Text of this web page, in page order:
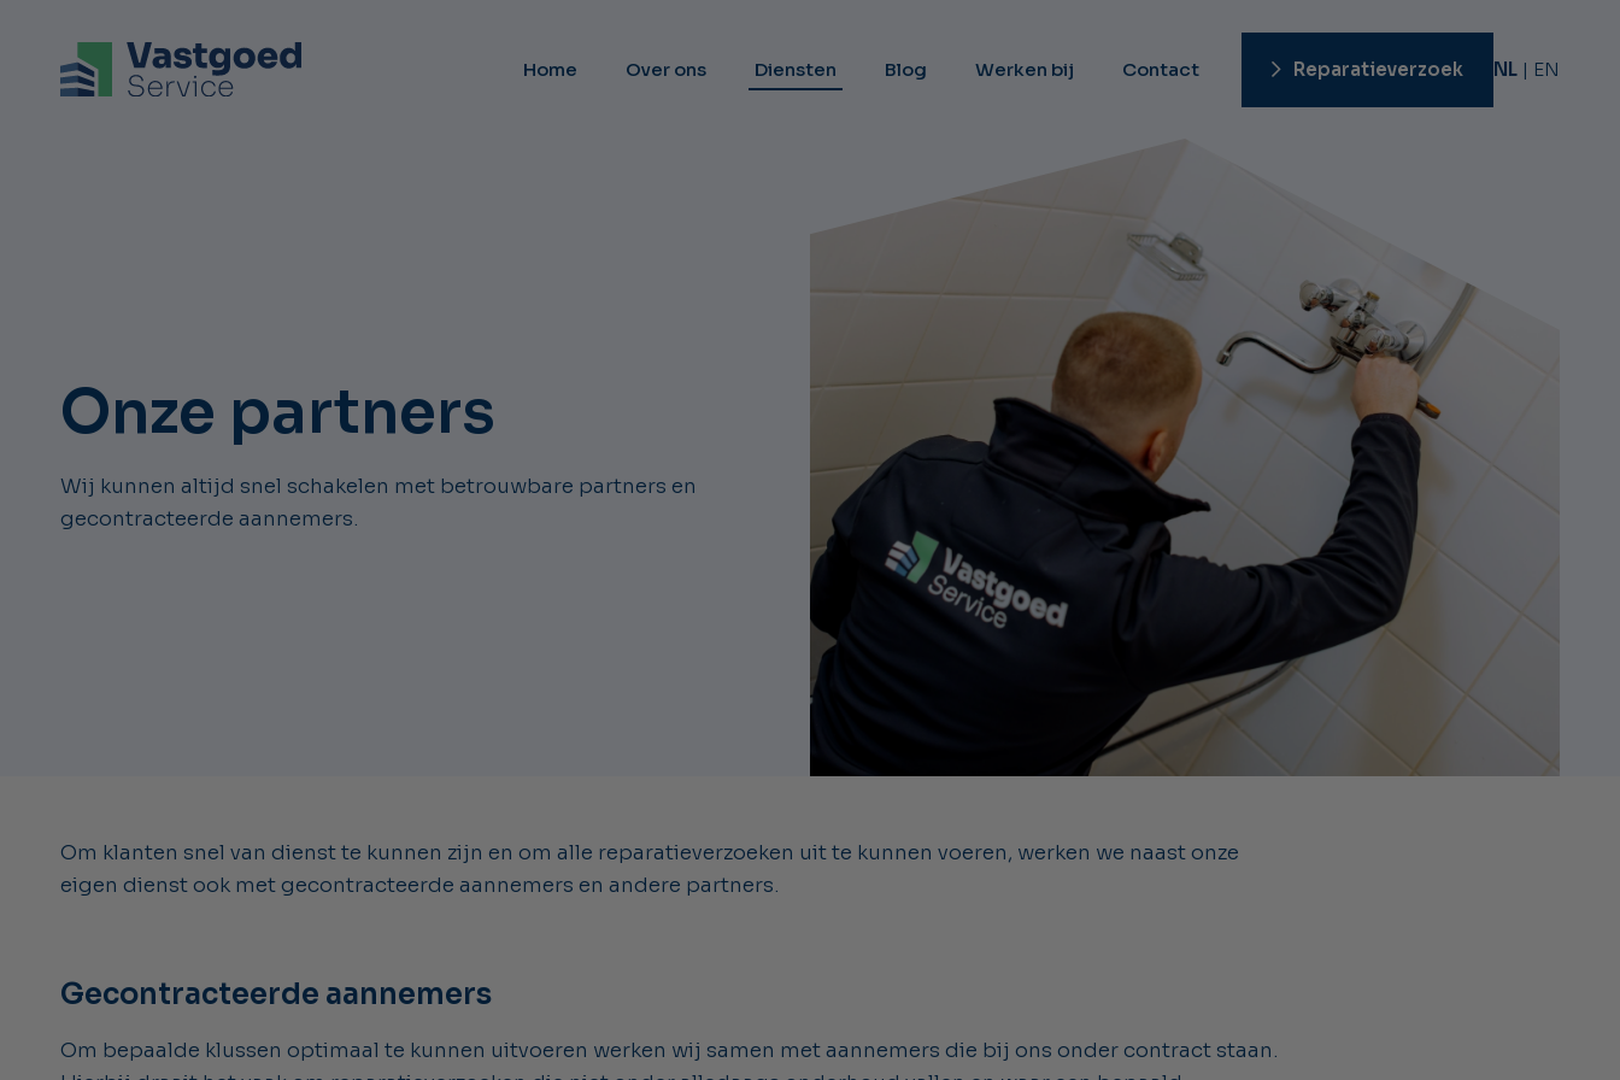
Home Over ons Diensten Blog Werken bij Contact Reparatieverzoek NL EN
Onze partners
Wij kunnen altijd snel schakelen met betrouwbare partners en
gecontracteerde aannemers.
Om klanten snel van dienst te kunnen zijn en om alle reparatieverzoeken uit te kunnen voeren, werken we naast onze
eigen dienst ook met gecontracteerde aannemers en andere partners.
Gecontracteerde aannemers
Om bepaalde klussen optimaal te kunnen uitvoeren werken wij samen met aannemers die bij ons onder contract staan.